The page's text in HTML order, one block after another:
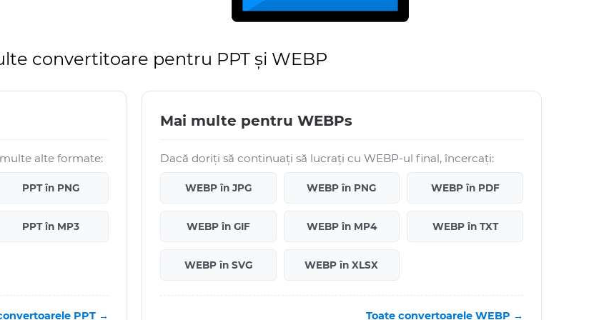
convertitoare pentru PPT și WEBP
alte formate:
PPT în PNG
PPT în MP3
PPT →
Mai multe pentru WEBPs
Dacă doriți să continuați să lucrați cu WEBP-ul final, încercați:
WEBP în JPG WEBP în PNG WEBP în PDF
WEBP în GIF WEBP în MP4 WEBP în TXT
WEBP în SVG WEBP în XLSX
Toate convertoarele WEBP →